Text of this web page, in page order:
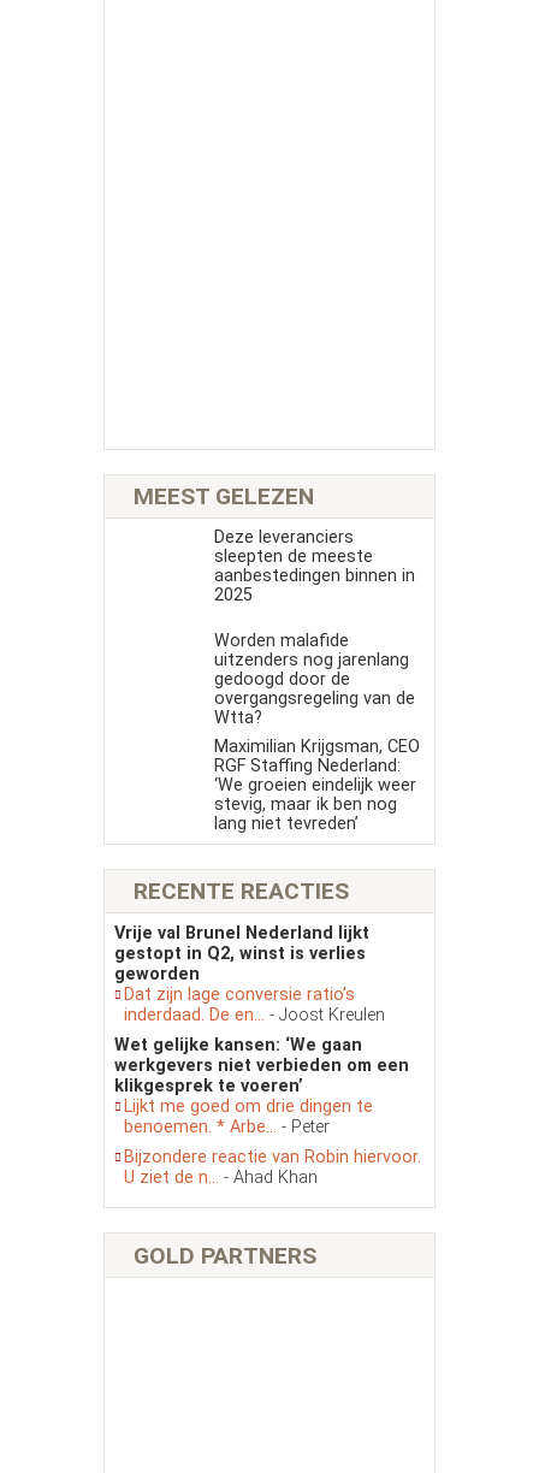
MEEST GELEZEN
Deze leveranciers
sleepten de meeste
aanbestedingen binnen in
2025
Worden malafide
uitzenders nog jarenlang
gedoogd door de
overgangsregeling van de
Wtta?
Maximilian Krijgsman, CEO
RGF Staffing Nederland:
‘We groeien eindelijk weer
stevig, maar ik ben nog
lang niet tevreden’
RECENTE REACTIES
Vrije val Brunel Nederland lijkt
gestopt in Q2, winst is verlies
geworden
Dat zijn lage conversie ratio’s
inderdaad. De en... - Joost Kreulen
Wet gelijke kansen: ‘We gaan
werkgevers niet verbieden om een
klikgesprek te voeren’
Lijkt me goed om drie dingen te
benoemen. * Arbe... - Peter
Bijzondere reactie van Robin hiervoor.
U ziet de n... - Ahad Khan
GOLD PARTNERS